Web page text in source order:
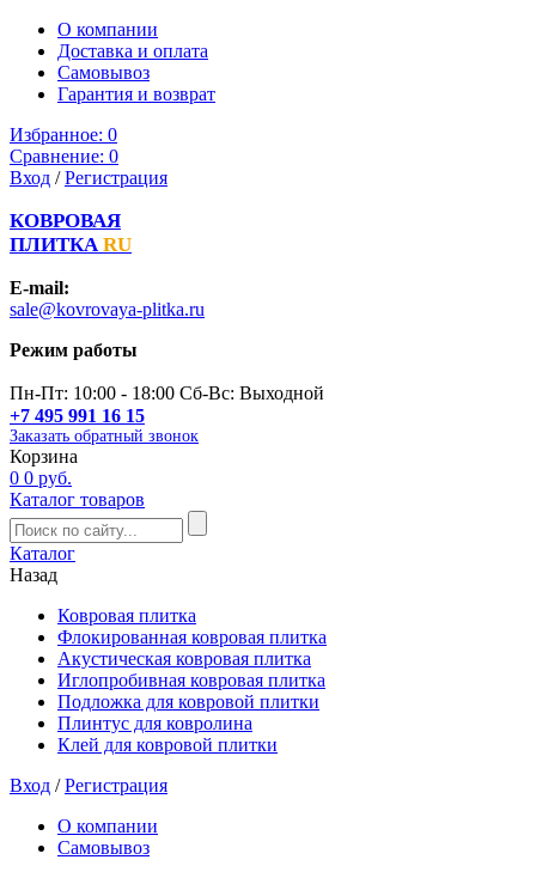
О компании
Доставка и оплата
Самовывоз
Гарантия и возврат
Избранное: 0
Сравнение: 0
Вход /Регистрация
КОВРОВАЯ
ПЛИТКА RU
E-mail:
sale@kovrovaya-plitka.ru
Режим работы
Пн-Пт: 10:00 - 18:00 Сб-Вс: Выходной
+7 495 991 16 15
Заказать обратный звонок
Корзина
0 0 руб.
Каталог товаров
Каталог
Назад
Ковровая плитка
Флокированная ковровая плитка
Акустическая ковровая плитка
Иглопробивная ковровая плитка
Подложка для ковровой плитки
Плинтус для ковролина
Клей для ковровой плитки
Вход /Регистрация
О компании
Самовывоз